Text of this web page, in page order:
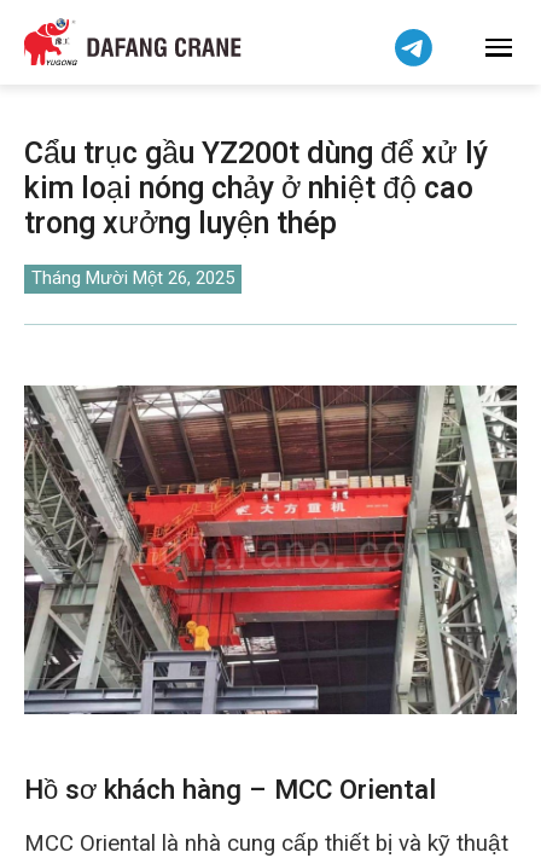
Cẩu trục gầu YZ200t dùng để xử lý
kim loại nóng chảy ở nhiệt độ cao
trong xưởng luyện thép
Tháng Mười Một 26, 2025
Hồ sơ khách hàng – MCC Oriental
MCC Oriental là nhà cung cấp thiết bị và kỹ thuật
हिन्दी
Bahasa Indonesia
বাংলা
فارسی
Pilipino
اردو
Українська
Беларуская мова
Kiswahili
Dansk
Norsk
O‘zbekcha